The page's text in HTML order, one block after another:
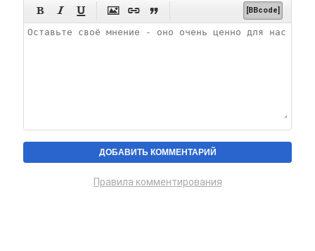
      [BBcode]
Правила комментирования